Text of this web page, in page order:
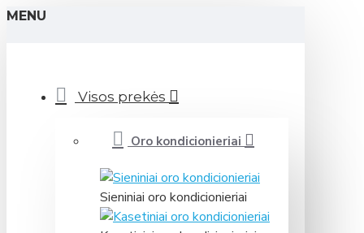
MENU
Visos prekės
Oro kondicionieriai
Sieniniai oro kondicionieriai